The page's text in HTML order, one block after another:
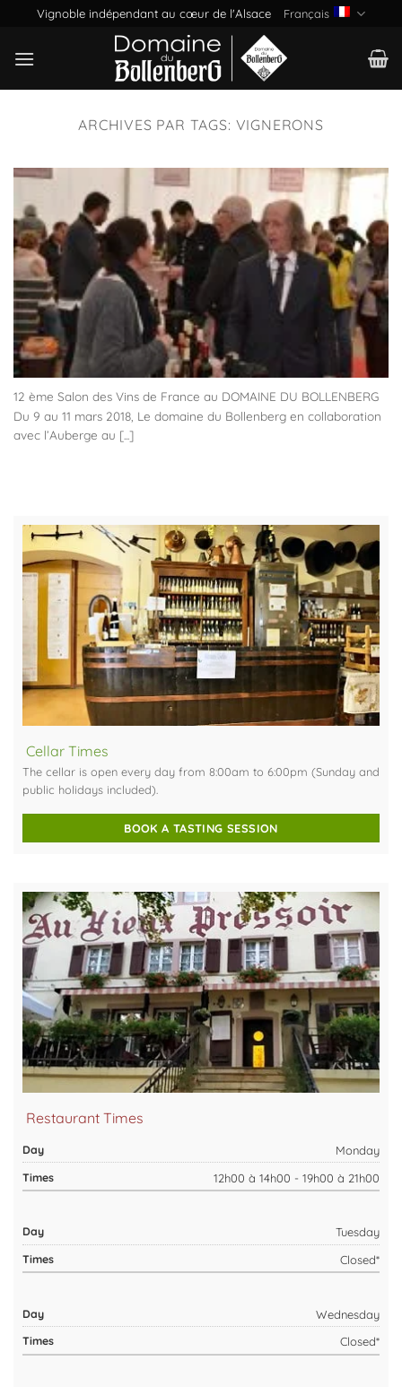
Passer
contenu
Vignoble indépendant au cœur de l'Alsace Français
ARCHIVES PAR TAGS: VIGNERONS
12 ème Salon des Vins de France au DOMAINE DU BOLLENBERG
Du 9 au 11 mars 2018, Le domaine du Bollenberg en collaboration
avec l’Auberge au [...]
Cellar Times
The cellar is open every day from 8:00am to 6:00pm (Sunday and
public holidays included).
BOOK A TASTING SESSION
Restaurant Times
Monday
12h00 à 14h00 - 19h00 à 21h00
Tuesday
Closed*
Wednesday
Closed*